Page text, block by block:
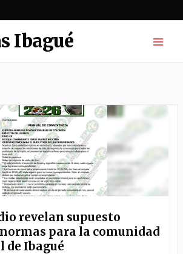
Ibagué
revelan supuesto
para la comunidad
de Ibagué